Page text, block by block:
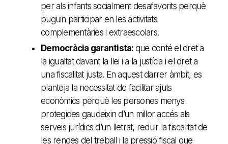
per als infants socialment desafavorits perquè
puguin participar en les activitats
complementàries i extraescolars.
Democràcia garantista: que conté el dret a
la igualtat davant la llei i a la justícia i el dret a
una fiscalitat justa. En aquest darrer àmbit, es
planteja la necessitat de facilitar ajuts
econòmics perquè les persones menys
protegides gaudeixin d’un millor accés als
serveis jurídics d’un lletrat, reduir la fiscalitat de
les rendes del treball i la pressió fiscal que